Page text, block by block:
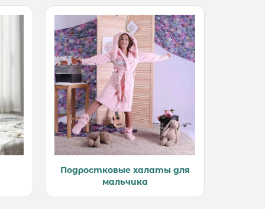
Подростковые халаты для
мальчика